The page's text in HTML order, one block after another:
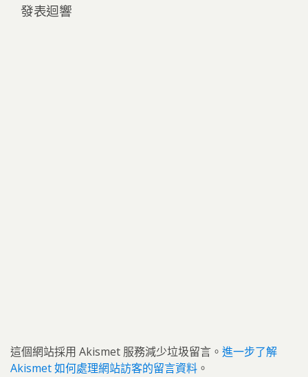
發表迴響
這個網站採用 Akismet 服務減少垃圾留言。 進一步了解
Akismet 如何處理網站訪客的留言資料 。